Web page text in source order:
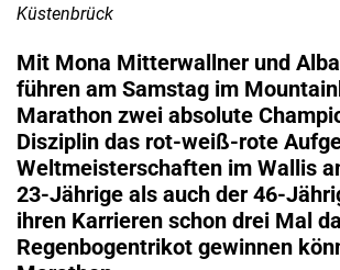
Küstenbrück
Mit Mona Mitterwallner und
führen am Samstag im
Marathon zwei absolute
Disziplin das rot-weiß-rote
Weltmeisterschaften im Wallis
23-Jährige als auch der 46-
ihren Karrieren schon drei Mal
Regenbogentrikot gewinnen